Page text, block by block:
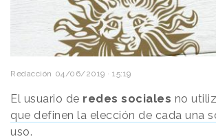
Redacción 04/06/2019 · 15:19
El usuario de redes sociales no
que definen la elección de cada una
uso.